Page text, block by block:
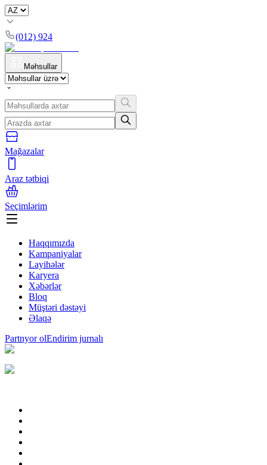
(012) 924
Məhsullar
Mağazalar
Araz tətbiqi
Seçimlərim
Haqqımızda
Kampaniyalar
Layihələr
Karyera
Xəbərlər
Bloq
Müştəri dəstəyi
Əlaqə
Partnyor olEndirim jurnalı